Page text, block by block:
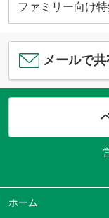
ファミリー向け
メールで
ホーム